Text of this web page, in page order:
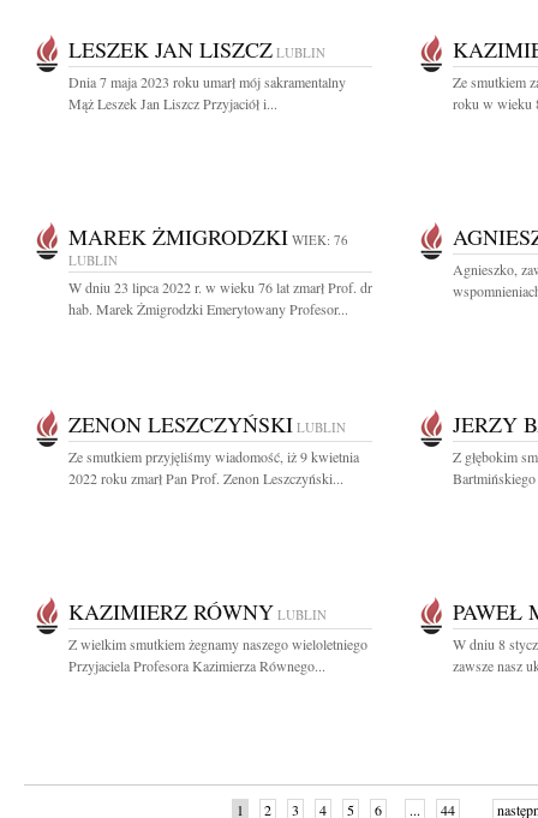
LESZEK JAN LISZCZ LUBLIN
Dnia 7 maja 2023 roku umarł mój sakramentalny
Mąż Leszek Jan Liszcz Przyjaciół i...
Ze smutkiem
roku w wieku
MAREK ŻMIGRODZKI WIEK: 76
LUBLIN
W dniu 23 lipca 2022 r. w wieku 76 lat zmarł Prof. dr
hab. Marek Żmigrodzki Emerytowany Profesor...
Agnieszko,
ZENON LESZCZYŃSKI LUBLIN
Ze smutkiem przyjęliśmy wiadomość, iż 9 kwietnia
2022 roku zmarł Pan Prof. Zenon Leszczyński...
JERZY
Z głębokim
KAZIMIERZ RÓWNY LUBLIN
Z wielkim smutkiem żegnamy naszego wieloletniego
Przyjaciela Profesora Kazimierza Równego...
PAWEŁ
W dniu 8
zawsze nasz
1 2 3 4 5 6 ... 44